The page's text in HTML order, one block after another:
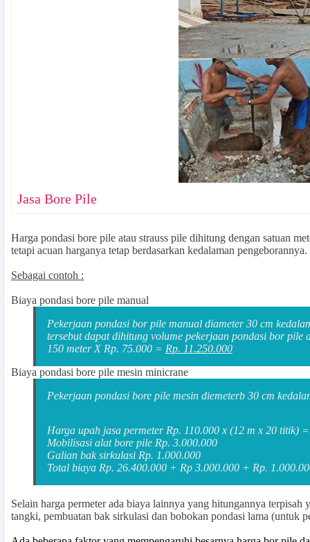
Jasa Bore Pile
Harga pondasi bore pile atau strauss pile dihitung dengan satuan
tetapi acuan harganya tetap berdasarkan kedalaman pengeborannya.
Sebagai contoh :
Biaya pondasi bore pile manual
Pekerjaan pondasi bor pile manual diameter 30 cm
tersebut dapat dihitung volume pekerjaan pondasi bor pile
150 meter X Rp. 75.000 = Rp. 11.250.000
Biaya pondasi bore pile mesin minicrane
Pekerjaan pondasi bore pile mesin diemeterb 30 cm
Harga upah jasa permeter Rp. 110.000 x (12 m x 20 titik)
Mobilisasi alat bore pile Rp. 3.000.000
Galian bak sirkulasi Rp. 1.000.000
Total biaya Rp. 26.400.000 + Rp 3.000.000 + Rp.
Selain harga permeterada biaya lainnya yang hitungannya terpisah
tangki, pembuatan bak sirkulasi dan bobokan pondasi lama (untuk